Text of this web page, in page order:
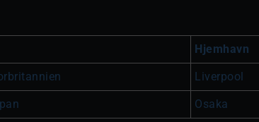
Hjemhavn
Liverpool
Osaka